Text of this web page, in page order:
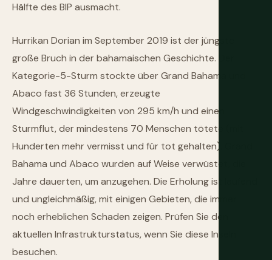
Hälfte des BIP ausmacht.
Hurrikan Dorian im September 2019 ist der jüngste
große Bruch in der bahamaischen Geschichte. Der
Kategorie-5-Sturm stockte über Grand Bahama und
Abaco fast 36 Stunden, erzeugte
Windgeschwindigkeiten von 295 km/h und einen
Sturmflut, der mindestens 70 Menschen tötete (mit
Hunderten mehr vermisst und für tot gehalten). Grand
Bahama und Abaco wurden auf Weise verwüstet, die
Jahre dauerten, um anzugehen. Die Erholung ist laufend
und ungleichmäßig, mit einigen Gebieten, die immer
noch erheblichen Schaden zeigen. Prüfen Sie den
aktuellen Infrastrukturstatus, wenn Sie diese Inseln
besuchen.